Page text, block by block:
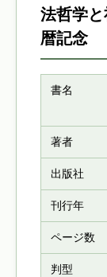
法哲学
暦記念
書名
著者
出版社
刊行年
ページ数
判型